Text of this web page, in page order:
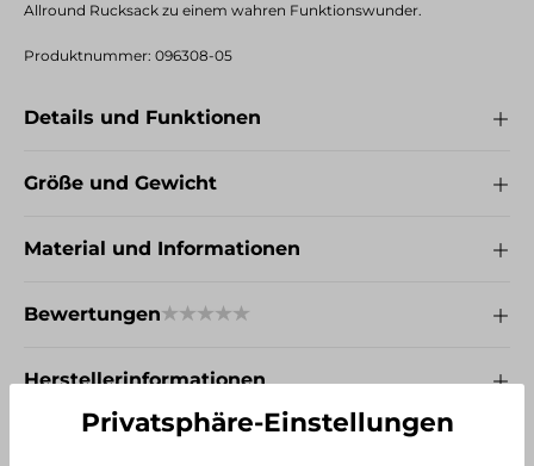
Allround Rucksack zu einem wahren Funktionswunder.
Produktnummer: 096308-05
Details und Funktionen
Größe und Gewicht
Material und Informationen
Bewertungen
Herstellerinformationen
Privatsphäre-Einstellungen